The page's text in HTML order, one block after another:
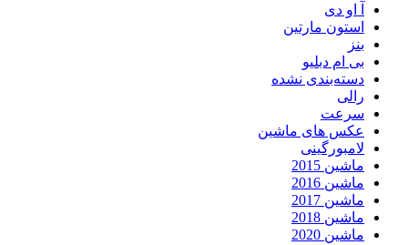
آ او دی
استون مارتین
بنز
بی ام دبلیو
دسته‌بندی نشده
رالی
سرعت
عکس های ماشین
لامبورگینی
ماشین 2015
ماشین 2016
ماشین 2017
ماشین 2018
ماشین 2020